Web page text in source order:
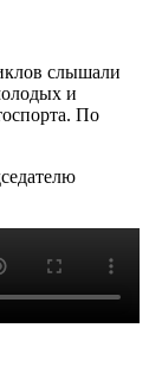
слышали
и
По